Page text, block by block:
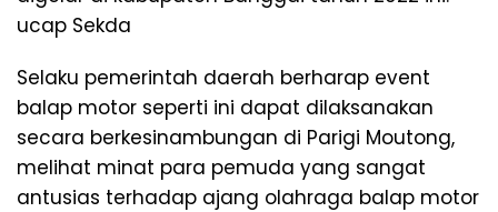
ucap Sekda
Selaku pemerintah daerah berharap event
balap motor seperti ini dapat dilaksanakan
secara berkesinambungan di Parigi Moutong,
melihat minat para pemuda yang sangat
antusias terhadap ajang olahraga balap motor